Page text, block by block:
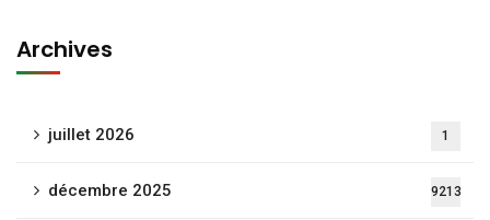
Archives
juillet 2026 1
décembre 2025 9213